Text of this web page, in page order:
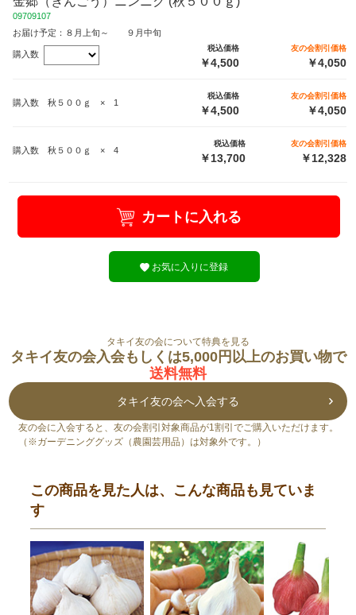
09709107
お届け予定：８月上旬～ ９月中旬
購入数
税込価格
￥4,500
友の会割引価格
￥4,050
購入数 秋５００ｇ × 1
税込価格
￥4,500
友の会割引価格
￥4,050
購入数 秋５００ｇ × 4
税込価格
￥13,700
友の会割引価格
￥12,328
カートに入れる
お気に入りに登録
タキイ友の会について特典を見る
タキイ友の会入会もしくは5,000円以上のお買い物で
送料無料
タキイ友の会へ入会する
友の会に入会すると、友の会割引対象商品が1割引でご購入いただけます。
（※ガーデニンググッズ（農園芸用品）は対象外です。）
この商品を見た人は、こんな商品も見ていま
す